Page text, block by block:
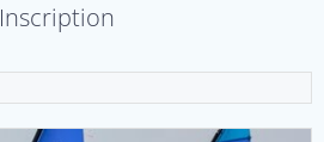
Inscription